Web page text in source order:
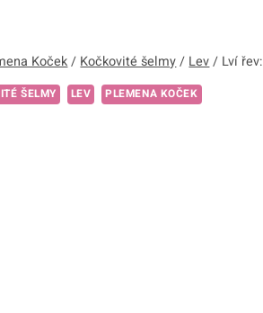
Koček / Kočkovité šelmy / Lev / Lví
ŠELMY LEV PLEMENA KOČEK